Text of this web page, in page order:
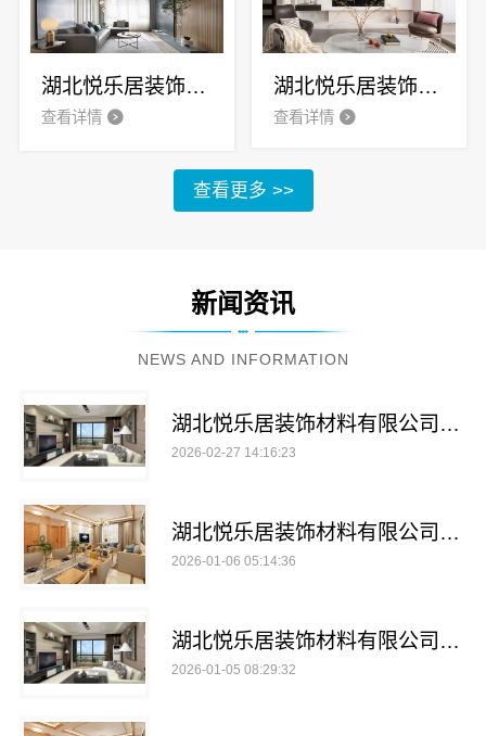
湖北悦乐居装饰材料有限公司 打造耐用全铝家居产品
查看详情
湖北悦乐居装饰材料有限公司 全铝家居市场前景展望
查看详情
查看更多 >>
新闻资讯
NEWS AND INFORMATION
湖北悦乐居装饰材料有限公司轻盈便捷家居设计
2026-02-27 14:16:23
湖北悦乐居装饰材料有限公司全铝家居引领时尚潮流
2026-01-06 05:14:36
湖北悦乐居装饰材料有限公司解析全铝家居市场前景
2026-01-05 08:29:32